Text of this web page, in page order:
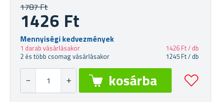
1787 Ft
1426 Ft
Mennyiségi kedvezmények
1 darab vásárlásakor
1426 Ft / db
2 és több csomag vásárlásakor
1245 Ft / db